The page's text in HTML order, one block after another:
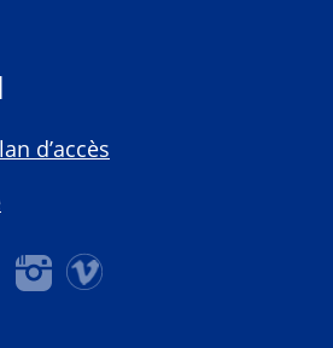
d’accès